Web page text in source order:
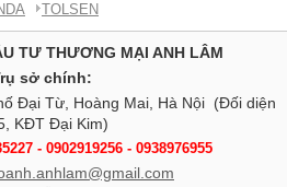
TOLSEN
TƯ THƯƠNG MẠI ANH LÂM
sở chính:
Đại Từ, Hoàng Mai, Hà Nội (Đối diện
KĐT Đại Kim)
- 0902919256 - 0938976955